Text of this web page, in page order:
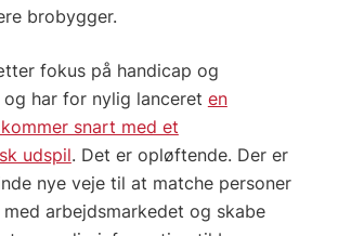
brobygger.
fokus på handicap og
har for nylig lanceret en
snart med et
udspil. Det er opløftende. Der er
nye veje til at matche personer
arbejdsmarkedet og skabe